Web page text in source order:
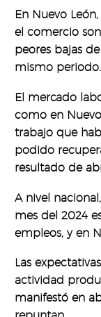
En Nuevo
el comercio
peores bajas
mismo periodo.
El mercado
como en
trabajo que
podido
resultado de
A nivel
mes del 2024
empleos, y en
Las
actividad
manifestó en